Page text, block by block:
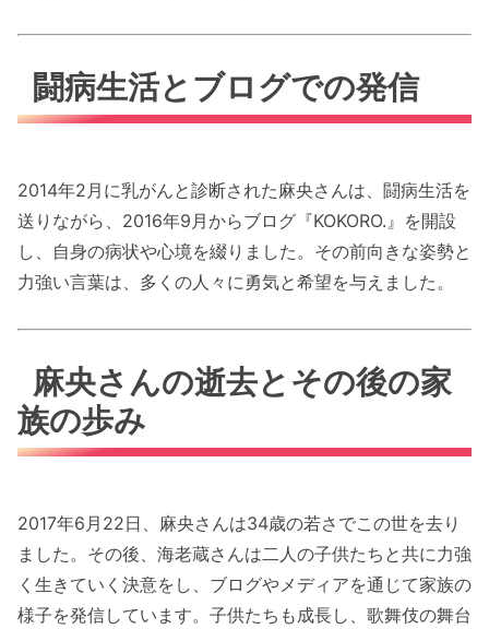
闘病生活とブログでの発信
2014年2月に乳がんと診断された麻央さんは、闘病生活を
送りながら、2016年9月からブログ『KOKORO.』を開設
し、自身の病状や心境を綴りました。その前向きな姿勢と
力強い言葉は、多くの人々に勇気と希望を与えました。
麻央さんの逝去とその後の家
族の歩み
2017年6月22日、麻央さんは34歳の若さでこの世を去り
ました。その後、海老蔵さんは二人の子供たちと共に力強
く生きていく決意をし、ブログやメディアを通じて家族の
様子を発信しています。子供たちも成長し、歌舞伎の舞台